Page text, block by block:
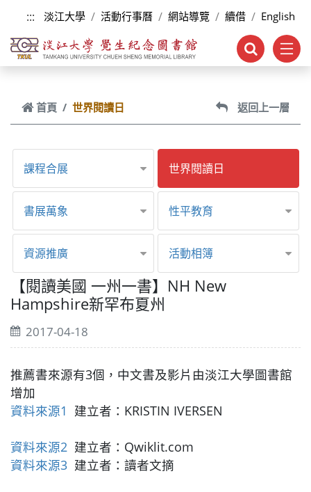
跳到主要內容
::: 淡江大學 活動行事曆 網站導覽 續借 English
首頁 世界閱讀日 返回上一層
課程合展 世界閱讀日
書展萬象 性平教育
資源推廣 活動相簿
【閱讀美國 一州一書】NH New
Hampshire新罕布夏州
2017-04-18
推薦書來源有3個，中文書及影片由淡江大學圖書館
增加
資料來源1 建立者：KRISTIN IVERSEN
資料來源2 建立者：Qwiklit.com
資料來源3 建立者：讀者文摘